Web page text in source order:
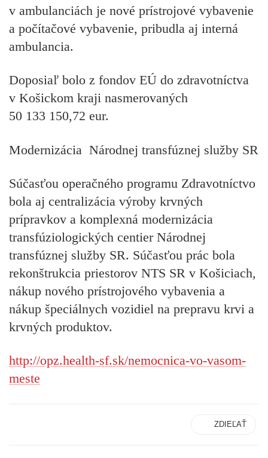
v ambulanciách je nové prístrojové vybavenie
a počítačové vybavenie, pribudla aj interná
ambulancia.
Doposiaľ bolo z fondov EÚ do zdravotníctva
v Košickom kraji nasmerovaných
50 133 150,72 eur.
Modernizácia Národnej transfúznej služby SR
Súčasťou operačného programu Zdravotníctvo
bola aj centralizácia výroby krvných
prípravkov a komplexná modernizácia
transfúziologických centier Národnej
transfúznej služby SR. Súčasťou prác bola
rekonštrukcia priestorov NTS SR v Košiciach,
nákup nového prístrojového vybavenia a
nákup špeciálnych vozidiel na prepravu krvi a
krvných produktov.
http://opz.health-sf.sk/nemocnica-vo-vasom-
meste
ZDIEĽAŤ